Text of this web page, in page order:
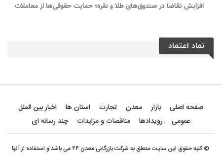
افزایش تقاضا در صندوق‌های طلا و نقره؛ حمایت حقوقی‌ها از معاملات
نماد اعتماد
صفحه اصلی بازار معدن تجارت استان ها
اخبار بین الملل
عمومی
رویدادها مناقصات و مزایدات چند رسانه ای
© کلیه حقوق این سایت متعلق به شرکت بازرگانی معدن ۲۴ می باشد و استفاده از آنها